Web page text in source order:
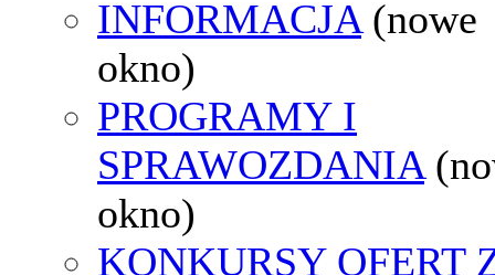
INFORMACJA (nowe
okno)
PROGRAMY I
SPRAWOZDANIA
okno)
KONKURSY OFERT